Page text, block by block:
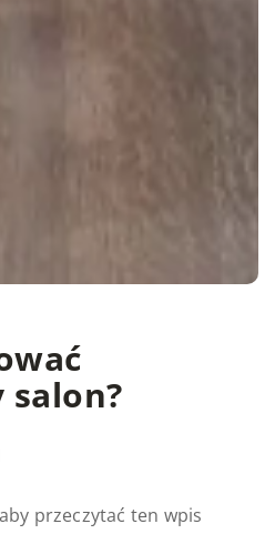
salon?
przeczytać ten wpis